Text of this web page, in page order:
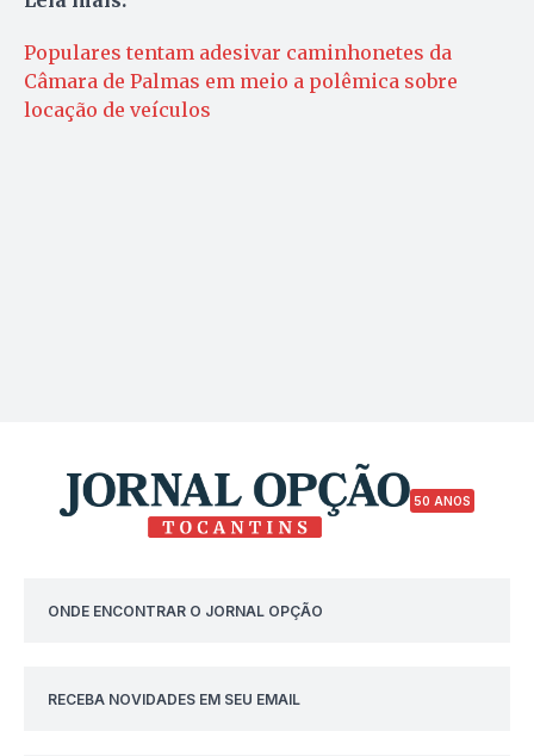
Populares tentam adesivar caminhonetes da
Câmara de Palmas em meio a polêmica sobre
locação de veículos
50 ANOS
ONDE ENCONTRAR O JORNAL OPÇÃO
RECEBA NOVIDADES EM SEU EMAIL